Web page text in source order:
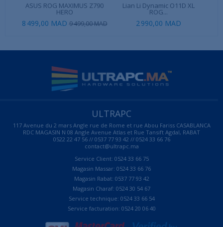
ASUS ROG MAXIMUS Z790
HERO
8 499,00 MAD 9 499,00 MAD
Lian Li Dynamic O11D XL
ROG...
2 990,00 MAD
ULTRAPC
117 Avenue du 2 mars Angle rue de Rome et rue Abou Fariss CASABLANCA
RDC MAGASIN N 08 Angle Avenue Atlas et Rue Tansift Agdal, RABAT
0522 22 47 56 // 0537 77 93 42 // 0524 33 66 76
contact@ultrapc.ma
Service Client: 0524 33 66 75
Magasin Massar: 0524 33 66 76
Magasin Rabat: 0537 77 93 42
Magasin Charaf: 0524 30 54 67
Service technique: 0524 33 66 54
Service facturation: 0524 20 06 40